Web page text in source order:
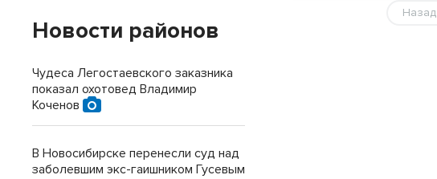
Назад
Новости районов
Чудеса Легостаевского заказника
показал охотовед Владимир
Коченов
В Новосибирске перенесли суд над
заболевшим экс-гаишником Гусевым